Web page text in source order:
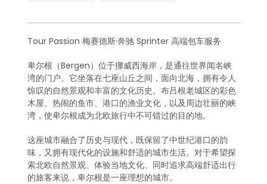
Tour Passion 梅赛德斯·奔驰 Sprinter 高端包车服务
卑尔根（Bergen）位于挪威西海岸，是通往世界闻名峡
湾的门户。它坐落在七座山丘之间，面向北海，拥有令人
惊叹的自然景观和丰富的文化历史。布吕根老城区的彩色
木屋、热闹的鱼市、港口的渔业文化，以及周边壮丽的峡
湾，使卑尔根成为北欧旅行中不可错过的目的地。
这座城市融合了历史与现代，既保留了中世纪港口的韵
味，又拥有现代化的设施和舒适的城市生活。对于希望探
索北欧自然景观、体验当地文化、同时追求高端舒适出行
的旅客来说，卑尔根是一座理想的城市。